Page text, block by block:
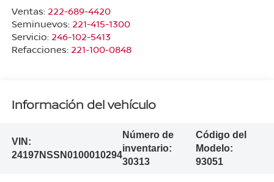
Ventas: 222-689-4420
Seminuevos: 221-415-1300
Servicio: 246-102-5413
Refacciones: 221-100-0848
Información del vehículo
VIN:
24197NSSN0100010294
Número de
inventario:
30313
Código del
Modelo:
93051